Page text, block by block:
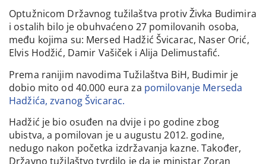
Optužnicom Državnog tužilaštva protiv Živka Budimira
i ostalih bilo je obuhvaćeno 27 pomilovanih osoba,
među kojima su: Mersed Hadžić Švicarac, Naser Orić,
Elvis Hodžić, Damir Vašiček i Alija Delimustafić.
Prema ranijim navodima Tužilaštva BiH, Budimir je
dobio mito od 40.000 eura za pomilovanje Merseda
Hadžića, zvanog Švicarac.
Hadžić je bio osuđen na dvije i po godine zbog
ubistva, a pomilovan je u augustu 2012. godine,
nedugo nakon početka izdržavanja kazne. Također,
Državno tužilaštvo tvrdilo je da je ministar Zoran